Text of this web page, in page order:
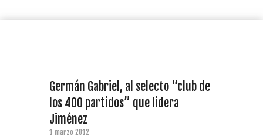
Germán Gabriel, al selecto “club de
los 400 partidos” que lidera
Jiménez
1 marzo 2012